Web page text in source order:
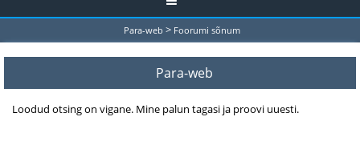
Para-web > Foorumi sõnum
Para-web
Loodud otsing on vigane. Mine palun tagasi ja proovi uuesti.